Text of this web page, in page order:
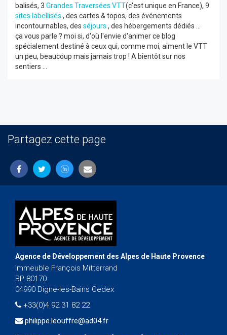
balisés, 3 Grandes Traversées VTT(c'est unique en France), 9
sites labellisés , des cartes & topos, des événements
incontournables, des séjours , des hébergements dédiés ...
ça vous parle ? moi si, d'où l'envie d'animer ce blog
spécialement destiné à ceux qui, comme moi, aiment le VTT
un peu, beaucoup mais jamais trop ! A bientôt sur nos
sentiers ...
Partagez cette page
Agence de Développement des Alpes de Haute Provence
Immeuble François Mitterrand
BP 80170
04990 Digne-les-Bains Cedex
+33(0)4 92 31 82 22
philippe.leouffre@ad04.fr